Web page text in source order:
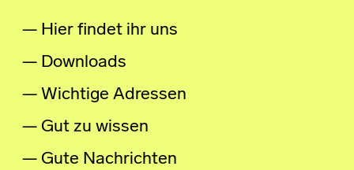
Hier findet ihr uns
Downloads
Wichtige Adressen
Gut zu wissen
Gute Nachrichten